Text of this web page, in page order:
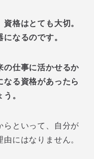
格はとても大切。
なるのです。
の仕事に活かせるか
なる資格があったら
。
らといって、自分が
にはなりません。